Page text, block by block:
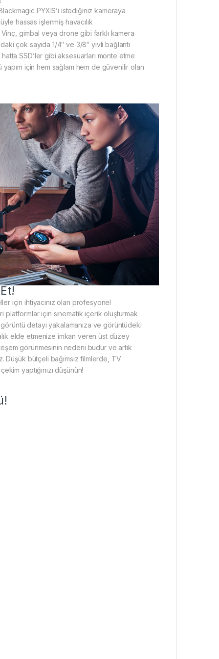
PYXIS’i istediğiniz kameraya
hassas işlenmiş havacılık
Vinç, gimbal veya drone gibi farklı kamera
çok sayıda 1/4″ ve 3/8″ yivli bağlantı
SSD’ler gibi aksesuarları monte etme
yapım için hem sağlam hem de güvenilir olan
için ihtiyacınız olan profesyonel
platformlar için sinematik içerik oluşturmak
detayı yakalamanıza ve görüntüdeki
elde etmenize imkan veren üst düzey
görünmesinin nedeni budur ve artık
bütçeli bağımsız filmlerde, TV
yaptığınızı düşünün!